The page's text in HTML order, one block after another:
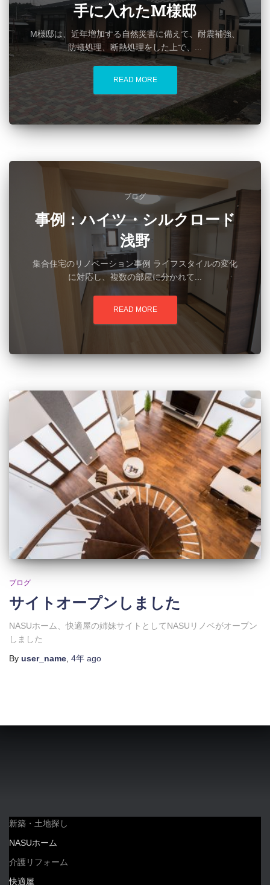
手に入れたM様邸
M様邸は、近年増加する自然災害に備えて、耐震補強、
防蟻処理、断熱処理をした上で、...
READ MORE
ブログ
事例：ハイツ・シルクロード
浅野
集合住宅のリノベーション事例 ライフスタイルの変化
に対応し、複数の部屋に分かれて...
READ MORE
ブログ
サイトオープンしました
NASUホーム、快適屋の姉妹サイトとしてNASUリノベがオープン
しました
By user_name 4年 ago
新築・土地探し
NASUホーム
介護リフォーム
快適屋